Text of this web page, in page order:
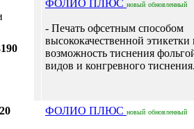
ФОЛИО ПЛЮС новый обновленный
- Печать офсетным способом
высококачественной
возможность тиснения
видов и конгревного
ФОЛИО ПЛЮС новый обновленный